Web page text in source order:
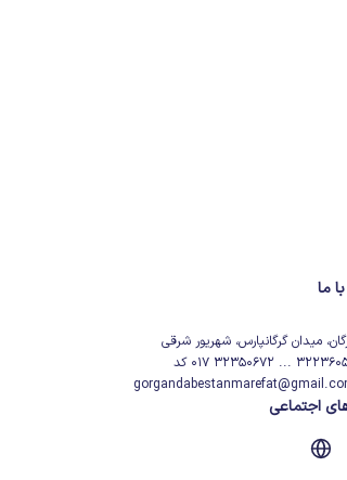
ما
میدان گرگانپارس، شهریور شرقی
... ۳۲۳۵۰۶۷۲ ۰۱۷ کد
اجتماعی